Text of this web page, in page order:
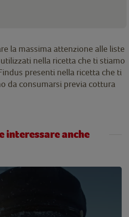
la massima attenzione alle liste
nella ricetta che ti stiamo
presenti nella ricetta che ti
da consumarsi previa cottura
interessare anche